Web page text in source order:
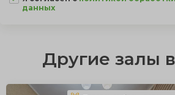
данных
Другие залы